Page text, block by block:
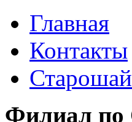
Главная
Контакты
Филиал по